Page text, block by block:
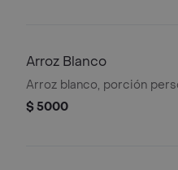
Arroz Blanco
Arroz blanco, porción
$ 5000